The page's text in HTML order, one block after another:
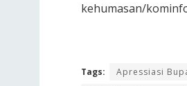
kehumasan/
Tags: Apressiasi